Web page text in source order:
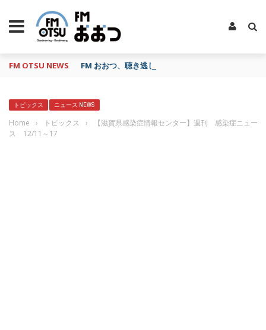
FM OTSU NEWS FM おおつ、聴き逃し番組配信サービス「shelfs」
トピックス ニュース NEWS
Home › トピックス ›
【滋賀県感染症情報センター】週刊 感染症ニュー
ス 12/11～17